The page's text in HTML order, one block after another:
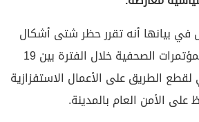
في بيانها أنه تقرر حظر شتى أشكال
الاجتماع والتظاهر والمؤتمرات الصحفية خلال الفترة بين 19
لقطع الطريق على الأعمال الاستفزازية
الأمن العام بالمدينة.